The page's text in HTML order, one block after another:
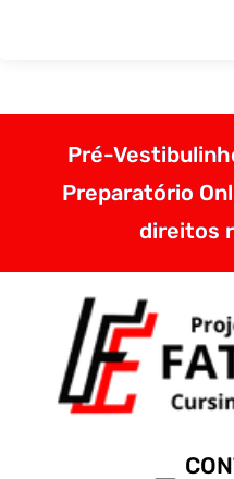
Pré-
Preparatório
direitos